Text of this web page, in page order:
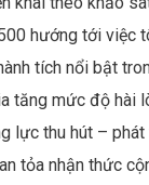
hướng tới việc
tích nổi bật
tăng mức độ hài
lực thu hút – phát
tỏa nhận thức